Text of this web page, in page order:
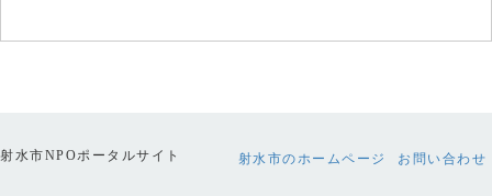
射水市NPOポータルサイト 射水市のホームページ お問い合わせ